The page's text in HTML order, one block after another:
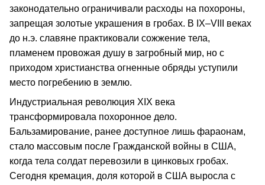
законодательно ограничивали расходы на похороны,
запрещая золотые украшения в гробах. В IX–VIII веках
до н.э. славяне практиковали сожжение тела,
пламенем провожая душу в загробный мир, но с
приходом христианства огненные обряды уступили
место погребению в землю.
Индустриальная революция XIX века
трансформировала похоронное дело.
Бальзамирование, ранее доступное лишь фараонам,
стало массовым после Гражданской войны в США,
когда тела солдат перевозили в цинковых гробах.
Сегодня кремация, доля которой в США выросла с